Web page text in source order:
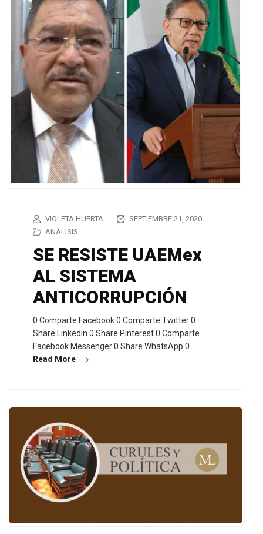
VIOLETA HUERTA
SEPTIEMBRE 21, 2020
ANÁLISIS
SE RESISTE UAEMex
AL SISTEMA
ANTICORRUPCIÓN
0 Comparte Facebook 0 Comparte Twitter 0
Share LinkedIn 0 Share Pinterest 0 Comparte
Facebook Messenger 0 Share WhatsApp 0…
Read More